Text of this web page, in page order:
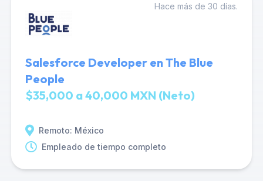
Hace más de 30 días.
Salesforce Developer en The Blue
People
$35,000 a 40,000 MXN (Neto)
Remoto: México
Empleado de tiempo completo